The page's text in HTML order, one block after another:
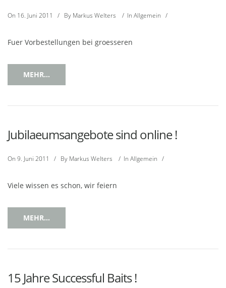
On 16. Juni 2011 / By Markus Welters / In Allgemein /
Fuer Vorbestellungen bei groesseren
MEHR...
Jubilaeumsangebote sind online !
On 9. Juni 2011 / By Markus Welters / In Allgemein /
Viele wissen es schon, wir feiern
MEHR...
15 Jahre Successful Baits !